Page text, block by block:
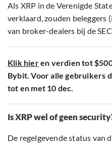
Als XRP in de Verenigde
verklaard, zouden beleggers
van broker-dealers bij de
Klik hieren verdien tot
Bybit. Voor alle gebruikers
tot en met 10 dec.
Is XRP wel of geen
De regelgevende status van